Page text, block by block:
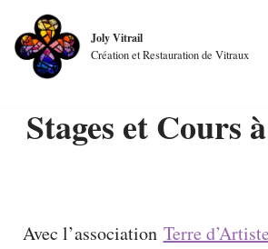
Aller
Joly Vitrail
Création et Restauration de Vitraux
Stages et Cours
Avec l’association Terre